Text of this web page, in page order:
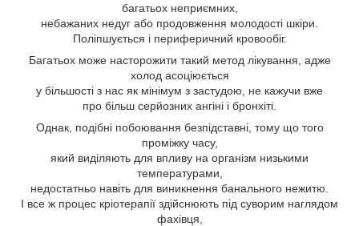
багатьох неприємних,
небажаних недуг або продовження молодості шкіри.
Поліпшується і периферичний кровообіг.
Багатьох може насторожити такий метод лікування, адже
холод асоціюється
у більшості з нас як мінімум з застудою, не кажучи вже
про більш серйозних ангіні і бронхіті.
Однак, подібні побоювання безпідставні, тому що того
проміжку часу,
який виділяють для впливу на організм низькими
температурами,
недостатньо навіть для виникнення банального нежитю.
І все ж процес кріотерапії здійснюють під суворим наглядом
фахівця,